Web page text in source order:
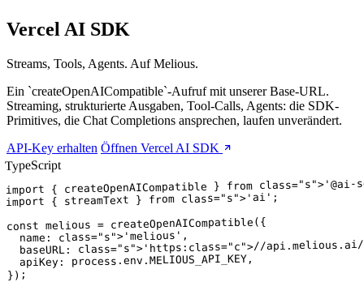
Vercel AI SDK
Streams, Tools, Agents. Auf Melious.
Ein `createOpenAICompatible`-Aufruf mit unserer Base-URL.
Streaming, strukturierte Ausgaben, Tool-Calls, Agents: die SDK-
Primitives, die Chat Completions ansprechen, laufen unverändert.
API-Key erhalten Öffnen Vercel AI SDK
TypeScript
import { createOpenAICompatible } from class
import { streamText } from class="s">'ai';
const melious = createOpenAICompatible({
  name:
class="s">'melious',
  baseURL:
class="s">'https: class="c">//
  apiKey:
process .env.MELIOUS_API_KEY,
});